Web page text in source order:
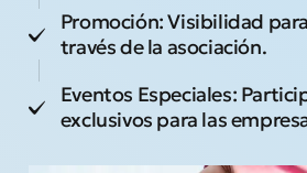
Promoción: Visibilidad
través de la asociación.
Eventos Especiales:
exclusivos para las